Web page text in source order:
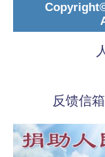
反馈信箱